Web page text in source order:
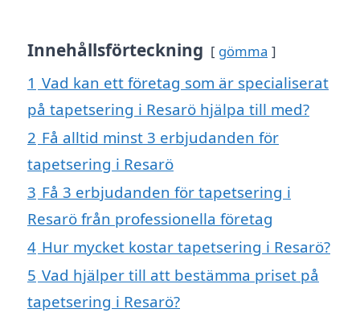
Innehållsförteckning gömma
1 Vad kan ett företag som är specialiserat
på tapetsering i Resarö hjälpa till med?
2 Få alltid minst 3 erbjudanden för
tapetsering i Resarö
3 Få 3 erbjudanden för tapetsering i
Resarö från professionella företag
4 Hur mycket kostar tapetsering i Resarö?
5 Vad hjälper till att bestämma priset på
tapetsering i Resarö?